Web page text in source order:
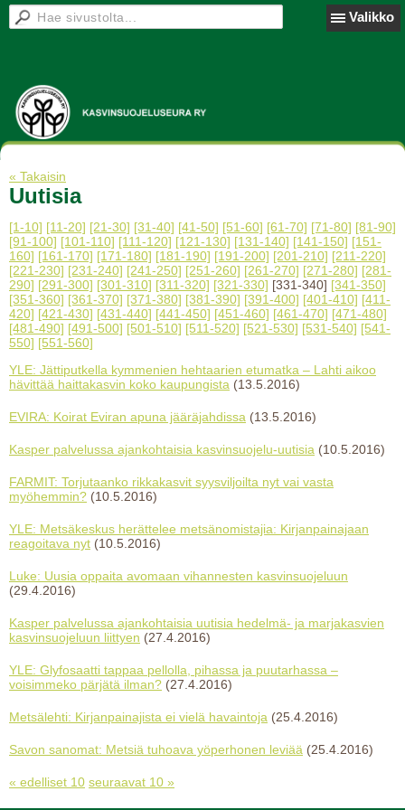
Valikko
« Takaisin
Uutisia
[1-10] [11-20] [21-30] [31-40] [41-50] [51-60] [61-70] [71-80] [81-90]
[91-100] [101-110] [111-120] [121-130] [131-140] [141-150] [151-
160] [161-170] [171-180] [181-190] [191-200] [201-210] [211-220]
[221-230] [231-240] [241-250] [251-260] [261-270] [271-280] [281-
290] [291-300] [301-310] [311-320] [321-330] [331-340] [341-350]
[351-360] [361-370] [371-380] [381-390] [391-400] [401-410] [411-
420] [421-430] [431-440] [441-450] [451-460] [461-470] [471-480]
[481-490] [491-500] [501-510] [511-520] [521-530] [531-540] [541-
550] [551-560]
YLE: Jättiputkella kymmenien hehtaarien etumatka – Lahti aikoo
hävittää haittakasvin koko kaupungista (13.5.2016)
EVIRA: Koirat Eviran apuna jääräjahdissa (13.5.2016)
Kasper palvelussa ajankohtaisia kasvinsuojelu-uutisia (10.5.2016)
FARMIT: Torjutaanko rikkakasvit syysviljoilta nyt vai vasta
myöhemmin? (10.5.2016)
YLE: Metsäkeskus herättelee metsänomistajia: Kirjanpainajaan
reagoitava nyt (10.5.2016)
Luke: Uusia oppaita avomaan vihannesten kasvinsuojeluun
(29.4.2016)
Kasper palvelussa ajankohtaisia uutisia hedelmä- ja marjakasvien
kasvinsuojeluun liittyen (27.4.2016)
YLE: Glyfosaatti tappaa pellolla, pihassa ja puutarhassa –
voisimmeko pärjätä ilman? (27.4.2016)
Metsälehti: Kirjanpainajista ei vielä havaintoja (25.4.2016)
Savon sanomat: Metsiä tuhoava yöperhonen leviää (25.4.2016)
« edelliset 10 seuraavat 10 »